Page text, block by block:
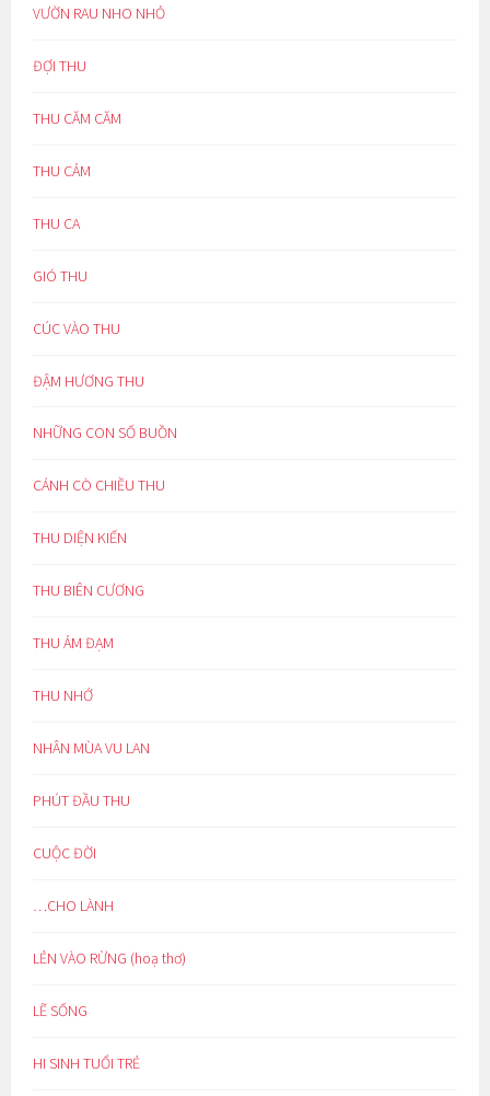
VƯỜN RAU NHO NHỎ
ĐỢI THU
THU CĂM CĂM
THU CẢM
THU CA
GIÓ THU
CÚC VÀO THU
ĐẬM HƯƠNG THU
NHỮNG CON SỐ BUỒN
CÁNH CÒ CHIỀU THU
THU DIỆN KIẾN
THU BIÊN CƯƠNG
THU ẢM ĐẠM
THU NHỚ
NHÂN MÙA VU LAN
PHÚT ĐẦU THU
CUỘC ĐỜI
…CHO LÀNH
LẺN VÀO RỪNG (hoạ thơ)
LẼ SỐNG
HI SINH TUỔI TRẺ